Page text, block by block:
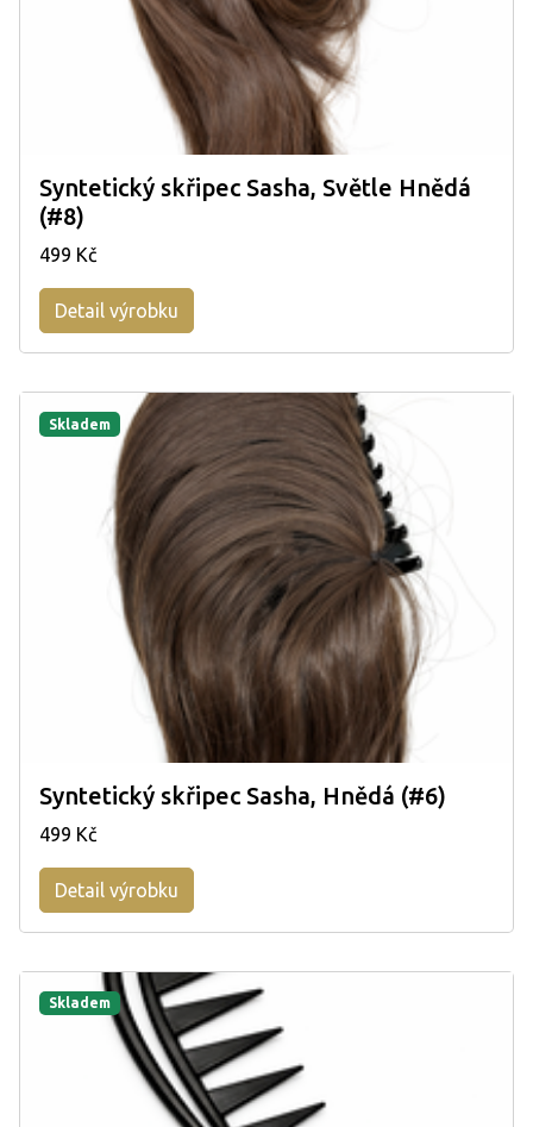
Syntetický skřipec Sasha, Světle Hnědá
(#8)
499 Kč
Detail výrobku
Skladem
Syntetický skřipec Sasha, Hnědá (#6)
499 Kč
Detail výrobku
Skladem